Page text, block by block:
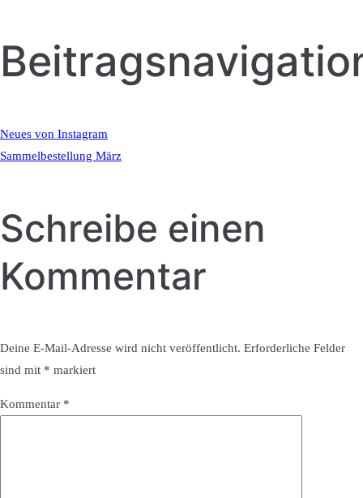
Neues von Instagram
Sammelbestellung März
Schreibe einen
Kommentar
Deine E-Mail-Adresse wird nicht veröffentlicht. Erforderliche Felder
sind mit * markiert
Kommentar *